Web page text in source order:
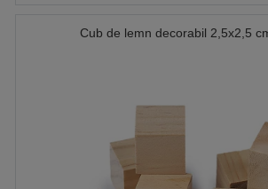
Cub de lemn decorabil 2,5x2,5